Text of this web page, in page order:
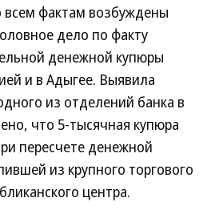
всем фактам возбуждены
дело по факту
денежной купюры
и в Адыгее. Выявила
из отделений банка в
что 5-тысячная купюра
пересчете денежной
из крупного торгового
центра.